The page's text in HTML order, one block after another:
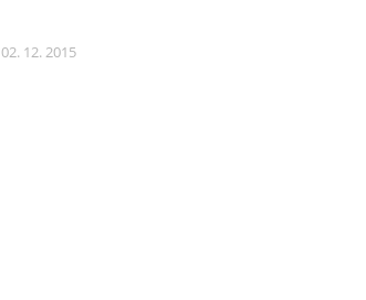
02. 12. 2015